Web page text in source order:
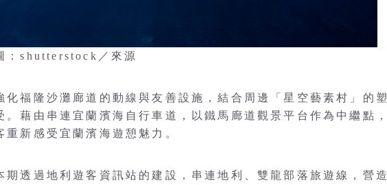
shutterstock／來源
化福隆沙灘廊道的動線與友善設施，結合周邊「星空藝素村」的塑
。藉由串連宜蘭濱海自行車道，以鐵馬廊道觀景平台作為中繼點，
新感受宜蘭濱海遊憩魅力。
期透過地利遊客資訊站的建設，串連地利、雙龍部落旅遊線，營造